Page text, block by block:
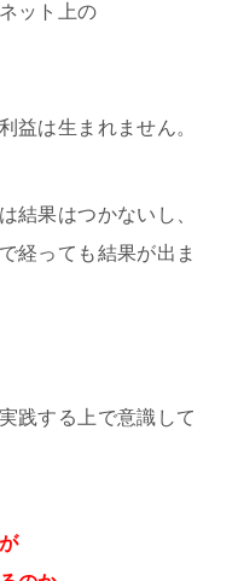
ット上の
益は生まれません。
結果はつかないし、
経っても結果が出ま
践する上で意識して